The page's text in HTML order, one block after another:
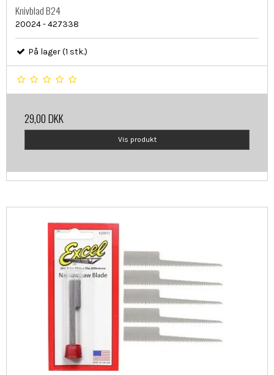
Knivblad B24
20024 - 427338
På lager (1 stk.)
29,00 DKK
Vis produkt